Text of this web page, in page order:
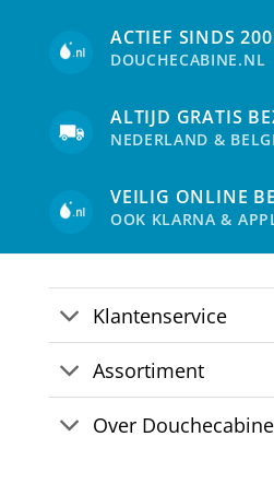
ACTIEF SINDS
DOUCHECABINE.NL
ALTIJD GRATIS
NEDERLAND &
VEILIG ONLINE
OOK KLARNA &
Klantenservice
Assortiment
Over